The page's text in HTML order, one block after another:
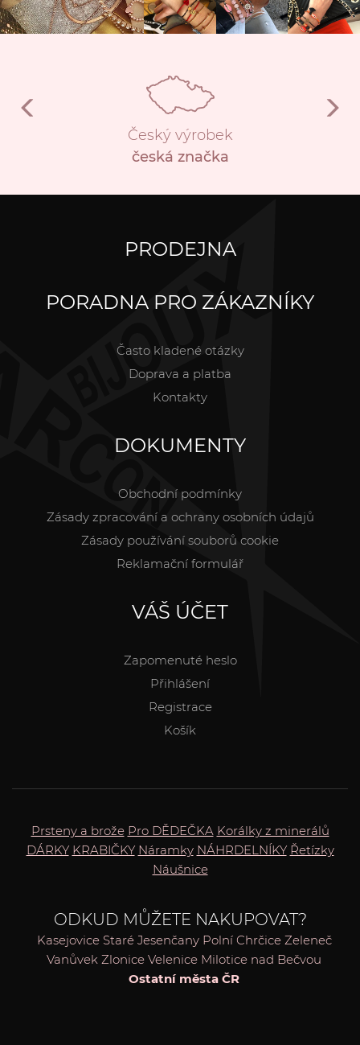
Český výrobek
česká značka
PRODEJNA
PORADNA PRO ZÁKAZNÍKY
Často kladené otázky
Doprava a platba
Kontakty
DOKUMENTY
Obchodní podmínky
Zásady zpracování a ochrany osobních údajů
Zásady používání souborů cookie
Reklamační formulář
VÁŠ ÚČET
Zapomenuté heslo
Přihlášení
Registrace
Košík
Prsteny a brože Pro DĚDEČKA Korálky z minerálů
DÁRKY KRABIČKY Náramky NÁHRDELNÍKY Řetízky
Náušnice
ODKUD MŮŽETE NAKUPOVAT?
Kasejovice Staré Jesenčany Polní Chrčice Zeleneč
Vanůvek Zlonice Velenice Milotice nad Bečvou
Ostatní města ČR